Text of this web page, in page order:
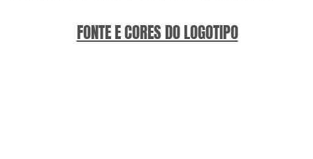
FONTE E CORES DO LOGOTIPO